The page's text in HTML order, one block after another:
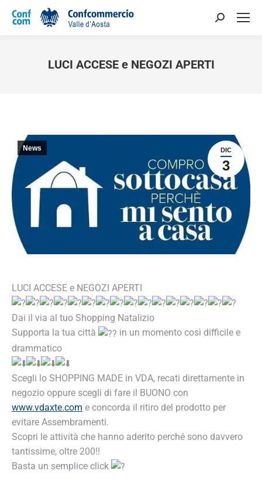
LUCI ACCESE e NEGOZI APERTI
DIC
News
LUCI ACCESE e NEGOZI APERTI
Dai il via al tuo Shopping Natalizio
Supporta la tua città
in un momento così difficile e
drammatico
Scegli lo SHOPPING MADE in VDA, recati direttamente
in negozio oppure scegli di fare il BUONO con
www.vdaxte.com e concorda il ritiro del prodotto per
evitare Assembramenti.
Scopri le attività che hanno aderito perché sono
davvero tantissime, oltre 200!!
Basta un semplice click